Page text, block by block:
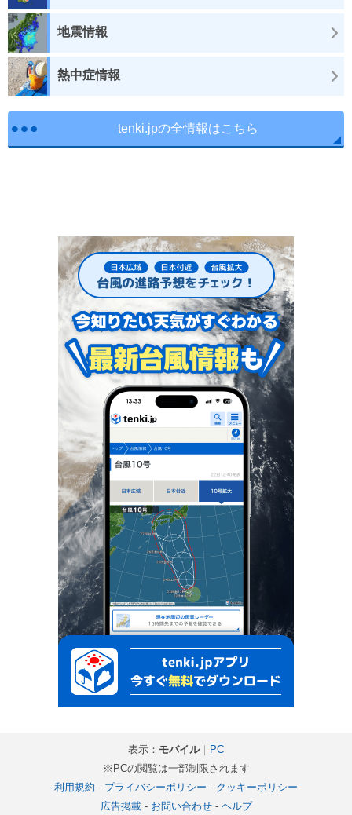
地震情報
熱中症情報
tenki.jpの全情報はこちら
表示： モバイル｜ PC
※PCの閲覧は一部制限されます
利用規約 - プライバシーポリシー - クッキーポリシー
広告掲載- お問い合わせ- ヘルプ